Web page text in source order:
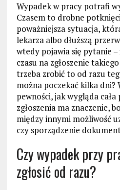
Wypadek w pracy potrafi
Czasem to drobne
poważniejsza sytuacja,
lekarza albo dłuższą
wtedy pojawia się pytanie –
czasu na zgłoszenie
trzeba zrobić to od razu
można poczekać kilka dni?
pewności, jak wygląda
zgłoszenia ma znaczenie,
między innymi możliwość
czy sporządzenie
Czy wypadek przy
zgłosić od razu?